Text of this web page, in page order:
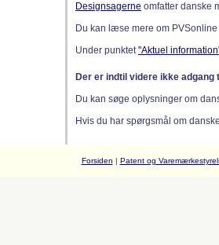
Designsagerne omfatter danske
Du kan læse mere om
Under punktet"Aktuel
Der er indtil videre ikke adgang
Du kan søge oplysninger om
Hvis du har spørgsmål om
Forsiden | Patent og